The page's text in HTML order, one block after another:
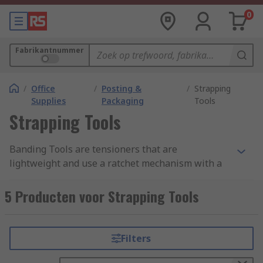
0
Fabrikantnummer
/ Office
Supplies
/ Posting &
Packaging
/ Strapping
Tools
Strapping Tools
Banding Tools are tensioners that are
lightweight and use a ratchet mechanism with a
strapping.
Prior to using the Banding Tool, wrap plastic
strapping around the box, close the top handle
5 Producten voor Strapping Tools
Filters